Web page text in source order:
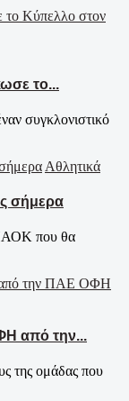
το...
συγκλονιστικό
Αθλητικά
σήμερα
που θα
από την...
της ομάδας που